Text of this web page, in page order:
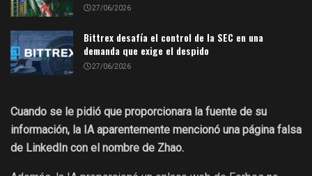
27/06/2026
Bittrex desafía el control de la SEC en una
demanda que exige el despido
27/06/2026
Cuando se le pidió que proporcionara la fuente de su
información, la IA aparentemente mencionó una página falsa
de LinkedIn con el nombre de Zhao.